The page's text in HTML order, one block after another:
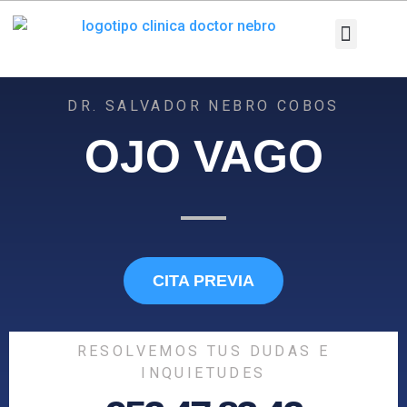
DR. SALVADOR NEBRO COBOS
OJO VAGO
CITA PREVIA
RESOLVEMOS TUS DUDAS E
INQUIETUDES